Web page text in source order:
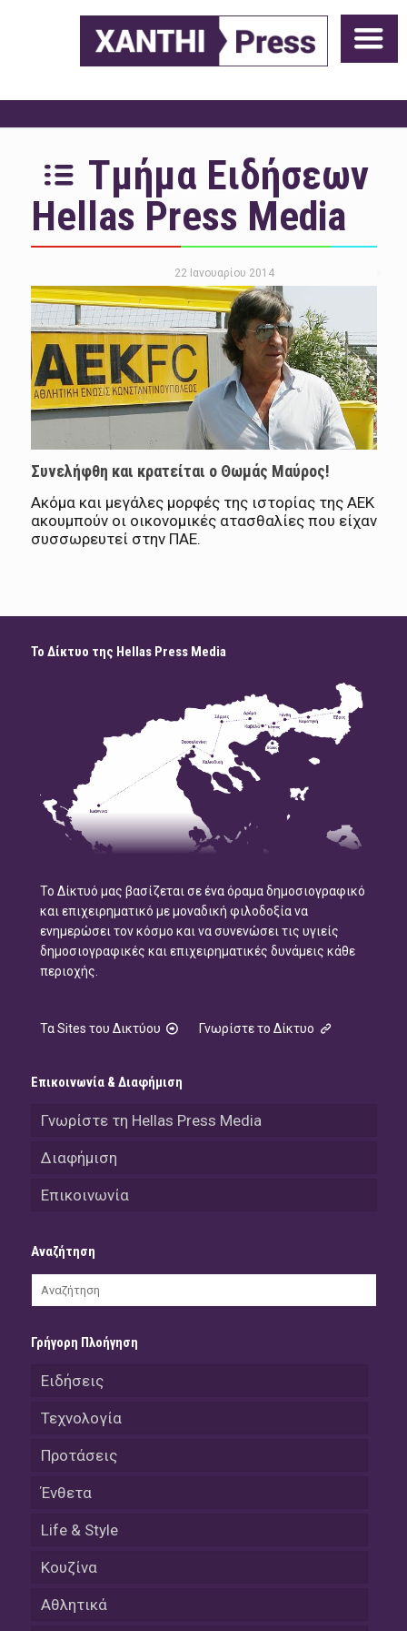
Τμήμα Ειδήσεων
Hellas Press Media
22 Ιανουαρίου 2014
Συνελήφθη και κρατείται ο Θωμάς Μαύρος!
Ακόμα και μεγάλες μορφές της ιστορίας της ΑΕΚ
ακουμπούν οι οικονομικές ατασθαλίες που είχαν
συσσωρευτεί στην ΠΑΕ.
Το Δίκτυο της Hellas Press Media
Το Δίκτυό μας βασίζεται σε ένα όραμα δημοσιογραφικό
και επιχειρηματικό με μοναδική φιλοδοξία να
ενημερώσει τον κόσμο και να συνενώσει τις υγιείς
δημοσιογραφικές και επιχειρηματικές δυνάμεις κάθε
περιοχής.
Τα Sites του Δικτύου Γνωρίστε το Δίκτυο
Επικοινωνία & Διαφήμιση
Γνωρίστε τη Hellas Press Media
Διαφήμιση
Επικοινωνία
Αναζήτηση
Γρήγορη Πλοήγηση
Ειδήσεις
Τεχνολογία
Προτάσεις
Ένθετα
Life & Style
Κουζίνα
Αθλητικά